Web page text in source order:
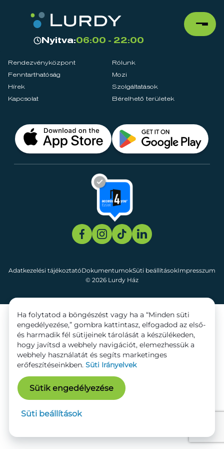
Nyitva:06:00 - 22:00
Rendezvényközpont
Rólunk
Fenntarthatóság
Mozi
Hírek
Szolgáltatások
Kapcsolat
Bérelhető területek
© 2026 Lurdy Ház
Adatkezelési tájékoztatóDokumentumokSüti beállításokImpresszum
Ha folytatod a böngészést vagy ha a “Minden süti
engedélyezése,” gombra kattintasz, elfogadod az első-
és harmadik fél sütijeinek tárolását a készülékeden,
hogy javítsd a webhely navigációt, elemezhessük a
webhely használatát és segíts marketinges
erőfeszítéseinkben. Süti Irányelvek
Sütik engedélyezése
Süti beállítások